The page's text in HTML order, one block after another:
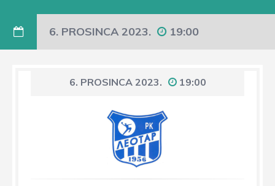
6. PROSINCA 2023. 19:00
6. PROSINCA 2023. 19:00